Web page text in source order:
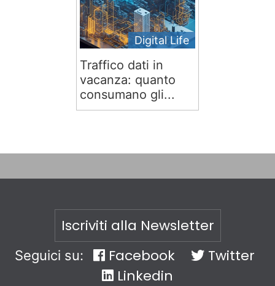
Digital Life
Traffico dati in
vacanza: quanto
consumano gli...
Iscriviti alla Newsletter
Seguici su: Facebook
Twitter
Linkedin